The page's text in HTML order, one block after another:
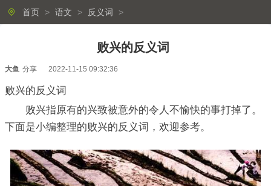
首页 > 语文 > 反义词 >
败兴的反义词
大鱼 分享 2022-11-15 09:32:36
败兴的反义词
败兴指原有的兴致被意外的令人不愉快的事打掉了。
下面是小编整理的败兴的反义词，欢迎参考。